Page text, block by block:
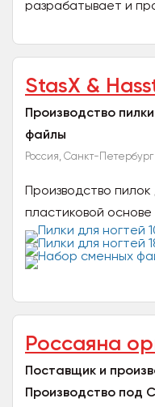
разрабатывает и
материалы для
StasX &
Производство
файлы
Россия, Санкт-Петербург
Производство
пластиковой
Также производим
Всех видов и...
Россаяна
Поставщик и
Производство под